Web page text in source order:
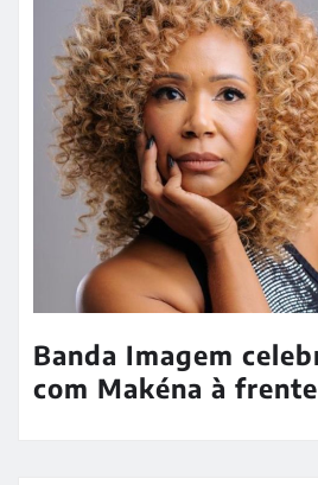
Banda Imagem
com Makéna à